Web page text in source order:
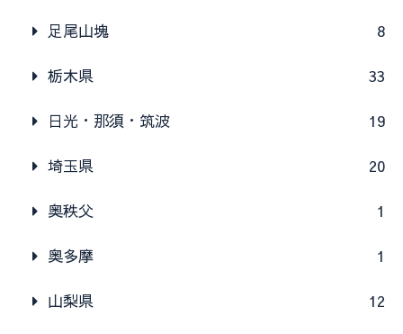
足尾山塊 8
栃木県 33
日光・那須・筑波 19
埼玉県 20
奥秩父 1
奥多摩 1
山梨県 12